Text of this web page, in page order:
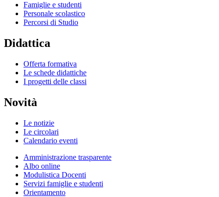
Famiglie e studenti
Personale scolastico
Percorsi di Studio
Didattica
Offerta formativa
Le schede didattiche
I progetti delle classi
Novità
Le notizie
Le circolari
Calendario eventi
Amministrazione trasparente
Albo online
Modulistica Docenti
Servizi famiglie e studenti
Orientamento